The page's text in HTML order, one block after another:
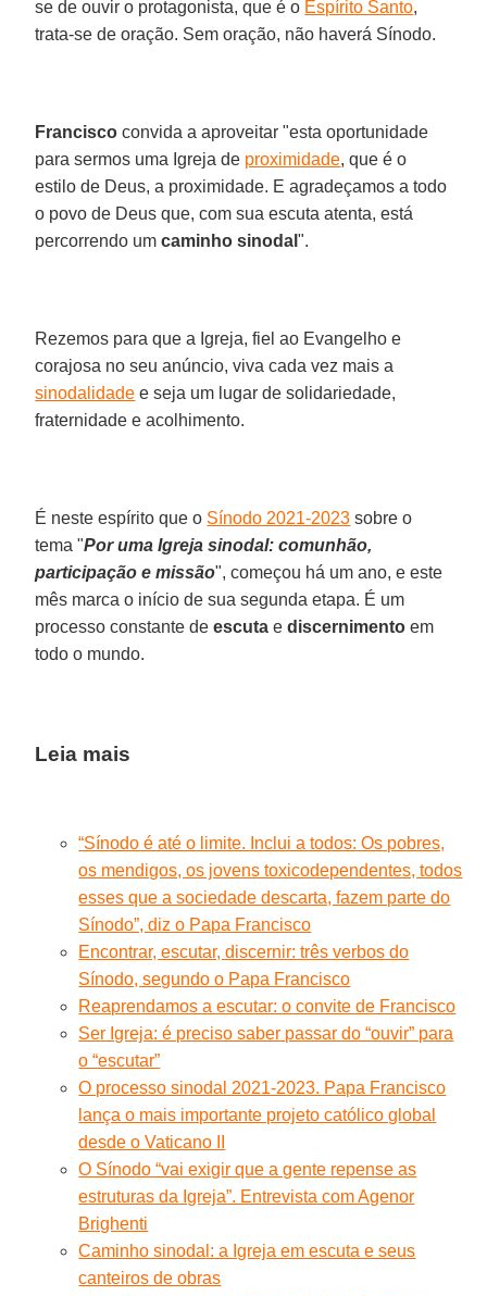
se de ouvir o protagonista, que é o Espírito Santo,
trata-se de oração. Sem oração, não haverá Sínodo.
Francisco convida a aproveitar "esta oportunidade
para sermos uma Igreja de proximidade, que é o
estilo de Deus, a proximidade. E agradeçamos a todo
o povo de Deus que, com sua escuta atenta, está
percorrendo umcaminho sinodal".
Rezemos para que a Igreja, fiel ao Evangelho e
corajosa no seu anúncio, viva cada vez mais a
sinodalidade e seja um lugar de solidariedade,
fraternidade e acolhimento.
É neste espírito que o Sínodo 2021-2023 sobre o
tema "Por uma Igreja sinodal: comunhão,
participação e missão", começou há um ano, e este
mês marca o início de sua segunda etapa. É um
processo constante deescuta ediscernimento em
todo o mundo.
Leia mais
“Sínodo é até o limite. Inclui a todos: Os pobres,
os mendigos, os jovens toxicodependentes, todos
esses que a sociedade descarta, fazem parte do
Sínodo”, diz o Papa Francisco
Encontrar, escutar, discernir: três verbos do
Sínodo, segundo o Papa Francisco
Reaprendamos a escutar: o convite de Francisco
Ser Igreja: é preciso saber passar do “ouvir” para
o “escutar”
O processo sinodal 2021-2023. Papa Francisco
lança o mais importante projeto católico global
desde o Vaticano II
O Sínodo “vai exigir que a gente repense as
estruturas da Igreja”. Entrevista com Agenor
Brighenti
Caminho sinodal: a Igreja em escuta e seus
canteiros de obras